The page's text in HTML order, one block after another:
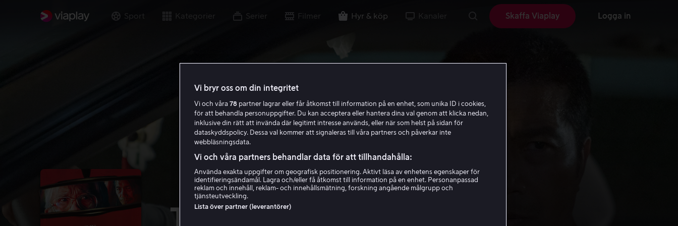
Sport Kategorier Serier Filmer Hyr & köp Kanaler Skaffa Viaplay Logga in
The Accidental Getaway
Vi bryr oss om din integritet
Vi och våra 78 partner lagrar eller får åtkomst till information på en enhet, som unika ID i cookies,
för att behandla personuppgifter. Du kan acceptera eller hantera dina val genom att klicka nedan,
inklusive din rätt att invända där legitimt intresse används, eller när som helst på sidan för
dataskyddspolicy. Dessa val kommer att signaleras till våra partners och påverkar inte
webbläsningsdata.
Vi och våra partners behandlar data för att tillhandahålla:
Använda exakta uppgifter om geografisk positionering. Aktivt läsa av enhetens egenskaper för
identifieringsändamål. Lagra och/eller få åtkomst till information på en enhet. Personanpassad
reklam och innehåll, reklam- och innehållsmätning, forskning angående målgrupp och
tjänsteutveckling.
Lista över partner (leverantörer)